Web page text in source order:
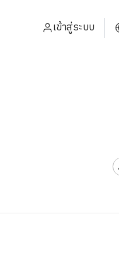
เข้าสู่ระบบ